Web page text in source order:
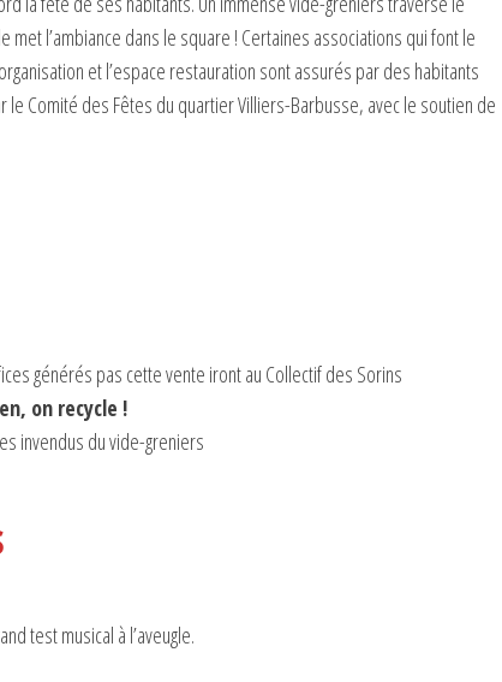
l’ambiance dans le square ! Certaines associations qui font le
et l’espace restauration sont assurés par des habitants
Comité des Fêtes du quartier Villiers-Barbusse, avec le soutien de
générés pas cette vente iront au Collectif des Sorins
on recycle !
invendus du vide-greniers
test musical à l’aveugle.